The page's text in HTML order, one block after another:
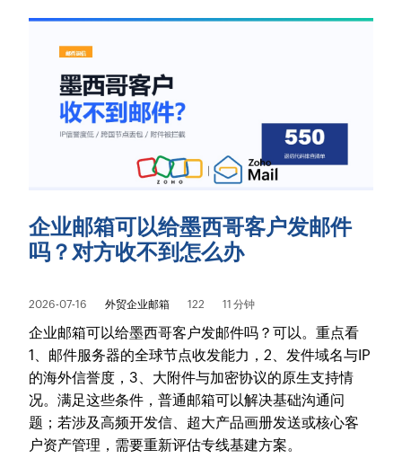
企业邮箱可以给墨西哥客户发邮件
吗？对方收不到怎么办
2026-07-16 外贸企业邮箱 122 11 分钟
企业邮箱可以给墨西哥客户发邮件吗？可以。重点看
1、邮件服务器的全球节点收发能力，2、发件域名与IP
的海外信誉度，3、大附件与加密协议的原生支持情
况。满足这些条件，普通邮箱可以解决基础沟通问
题；若涉及高频开发信、超大产品画册发送或核心客
户资产管理，需要重新评估专线基建方案。